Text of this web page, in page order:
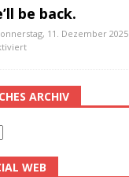
be back.
11. Dezember 2025
ARCHIV
WEB